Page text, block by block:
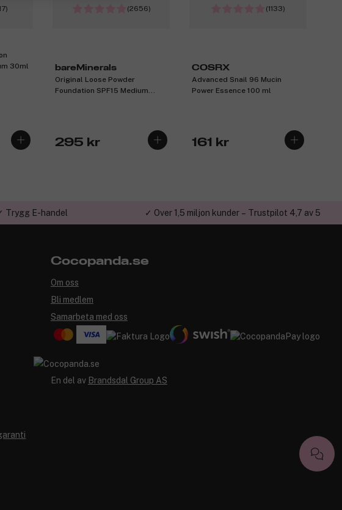
30ml
(2656)
bareMinerals
Original Loose Powder
Foundation SPF15 Medium
295 kr
(1133)
COSRX
Advanced Snail 96 Mucin
Power Essence 100 ml
161 kr
Trygg E-handel ✓ Över 1,5 miljon kunder – Trustpilot 4,7 av 5
Cocopanda.se
Om oss
Bli medlem
Samarbeta med oss
En del av Brandsdal Group AS